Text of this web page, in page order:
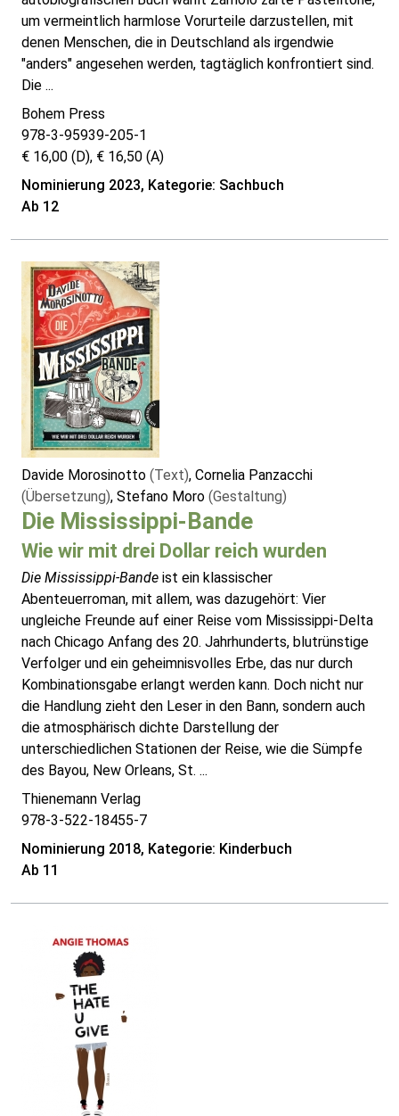
um vermeintlich harmlose Vorurteile darzustellen, mit
denen Menschen, die in Deutschland als irgendwie
"anders" angesehen werden, tagtäglich konfrontiert sind.
Die ...
Bohem Press
978-3-95939-205-1
€ 16,00 (D), € 16,50 (A)
Nominierung 2023, Kategorie: Sachbuch
Ab 12
Davide Morosinotto (Text), Cornelia Panzacchi
(Übersetzung), Stefano Moro (Gestaltung)
Die Mississippi-Bande
Wie wir mit drei Dollar reich wurden
Die Mississippi-Bande ist ein klassischer
Abenteuerroman, mit allem, was dazugehört: Vier
ungleiche Freunde auf einer Reise vom Mississippi-Delta
nach Chicago Anfang des 20. Jahrhunderts, blutrünstige
Verfolger und ein geheimnisvolles Erbe, das nur durch
Kombinationsgabe erlangt werden kann. Doch nicht nur
die Handlung zieht den Leser in den Bann, sondern auch
die atmosphärisch dichte Darstellung der
unterschiedlichen Stationen der Reise, wie die Sümpfe
des Bayou, New Orleans, St. ...
Thienemann Verlag
978-3-522-18455-7
Nominierung 2018, Kategorie: Kinderbuch
Ab 11